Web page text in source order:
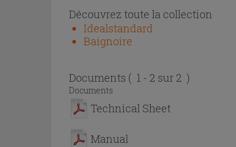
Découvrez toute la collection
Idealstandard
Baignoire
Documents ( 1 - 2 sur 2 )
Documents
Technical Sheet
Manual